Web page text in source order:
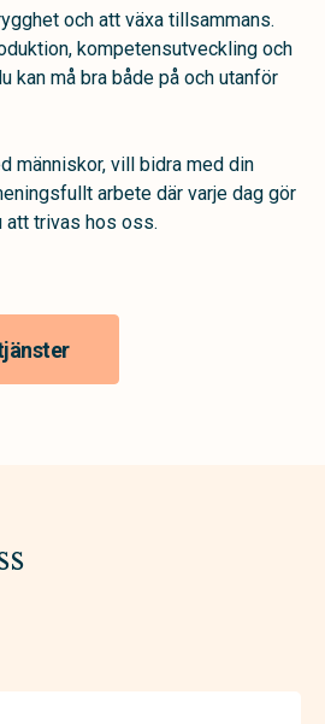
och att växa tillsammans.
kompetensutveckling och
kan må bra både på och utanför
människor, vill bidra med din
arbete där varje dag gör
att trivas hos oss.